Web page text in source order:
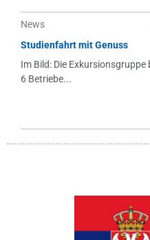
News
Studienfahrt mit Genuss
Im Bild: Die
6 Betriebe...